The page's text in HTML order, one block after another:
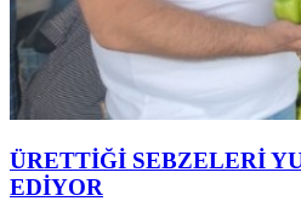
ÜRETTİĞİ SEBZELERİ
EDİYOR